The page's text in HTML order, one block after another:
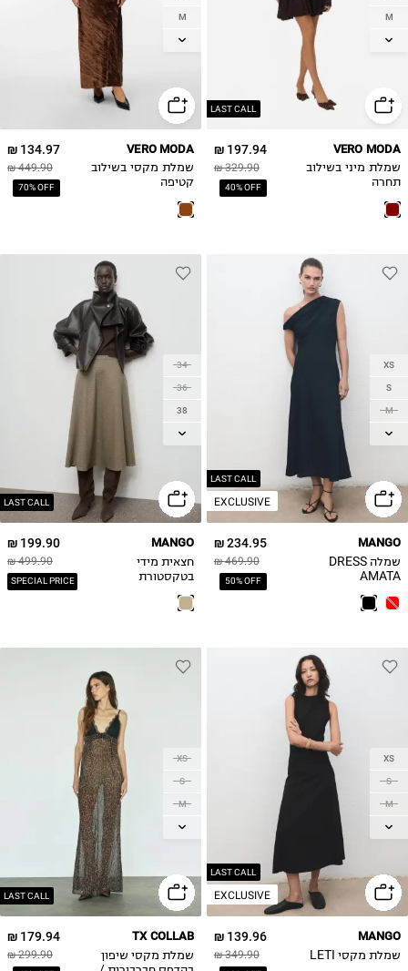
LAST CALL
M
L
197.94 ₪
329.90 ₪
40% OFF
VERO MODA
שמלת מיני בשילוב
תחרה
M
L
134.97 ₪
449.90 ₪
70% OFF
VERO MODA
שמלת מקסי בשילוב
קטיפה
LAST CALL
EXCLUSIVE
XS
S
M
L
234.95 ₪
469.90 ₪
50% OFF
MANGO
שמלה DRESS
AMATA
LAST CALL
34
36
38
40
199.90 ₪
499.90 ₪
SPECIAL PRICE
MANGO
חצאית מידי
בטקסטורת
LAST CALL
EXCLUSIVE
XS
S
M
L
139.96 ₪
349.90 ₪
MANGO
שמלת מקסי LETI
LAST CALL
XS
S
M
L
179.94 ₪
299.90 ₪
TX COLLAB
שמלת מקסי שיפון